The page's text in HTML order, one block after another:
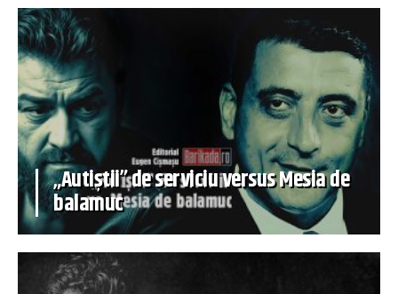
„Autiștii” de serviciu versus Mesia de
balamuc